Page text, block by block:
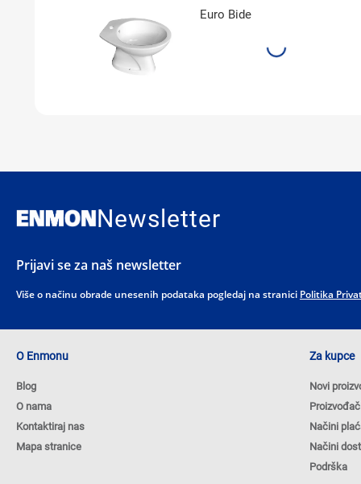
Euro Bide
Newsletter
Prijavi se za naš newsletter
Više o načinu obrade unesenih podataka pogledaj na stranici Politika
O Enmonu
Blog
O nama
Kontaktiraj nas
Mapa stranice
Za kupce
Novi
Načini
Načini
Podrška